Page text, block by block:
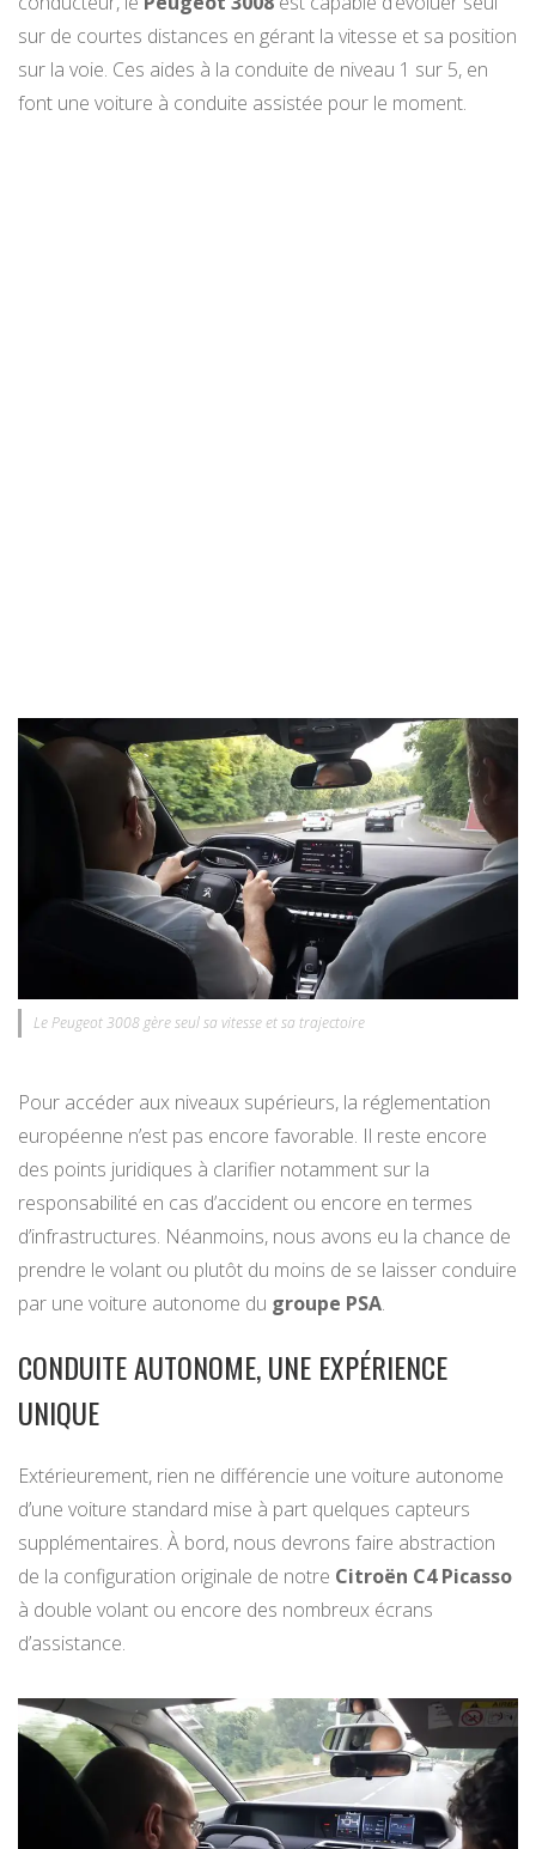
sur de courtes distances en gérant la vitesse et sa position
sur la voie. Ces aides à la conduite de niveau 1 sur 5, en
font une voiture à conduite assistée pour le moment.
Le Peugeot 3008 gère seul sa vitesse et sa trajectoire
Pour accéder aux niveaux supérieurs, la réglementation
européenne n’est pas encore favorable. Il reste encore
des points juridiques à clarifier notamment sur la
responsabilité en cas d’accident ou encore en termes
d’infrastructures. Néanmoins, nous avons eu la chance de
prendre le volant ou plutôt du moins de se laisser conduire
par une voiture autonome du groupe PSA.
CONDUITE AUTONOME, UNE EXPÉRIENCE
UNIQUE
Extérieurement, rien ne différencie une voiture autonome
d’une voiture standard mise à part quelques capteurs
supplémentaires. À bord, nous devrons faire abstraction
de la configuration originale de notre Citroën C4 Picasso
à double volant ou encore des nombreux écrans
d’assistance.